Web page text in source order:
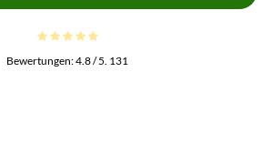
Bewertungen:4.8/ 5. 131